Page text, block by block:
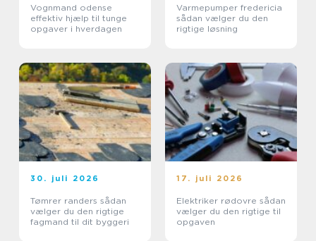
Vognmand odense
effektiv hjælp til tunge
opgaver i hverdagen
Varmepumper fredericia
sådan vælger du den
rigtige løsning
30. juli 2026
Tømrer randers sådan
vælger du den rigtige
fagmand til dit byggeri
17. juli 2026
Elektriker rødovre sådan
vælger du den rigtige til
opgaven